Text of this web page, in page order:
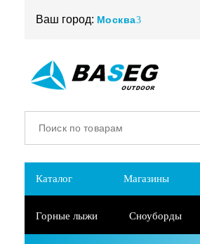
Ваш город: Москва
Каталог Магазины
Горные лыжи Сноуборды